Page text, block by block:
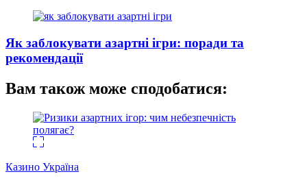
Як заблокувати азартні ігри: поради та
рекомендації
Вам також може сподобатися:
Казино Україна